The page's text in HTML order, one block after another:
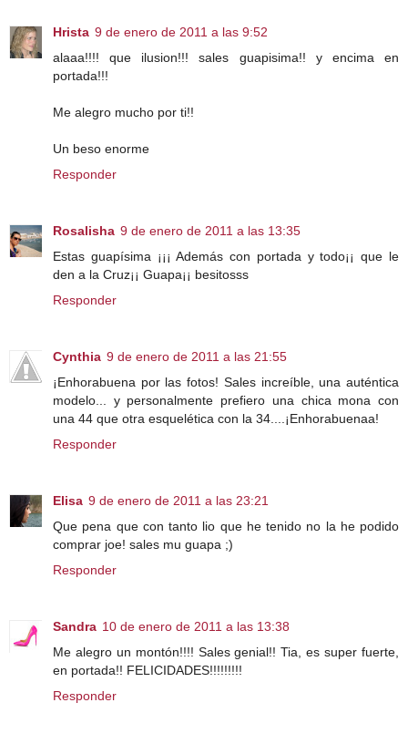
Hrista 9 de enero de 2011 a las 9:52
alaaa!!!! que ilusion!!! sales guapisima!! y encima en
portada!!!
Me alegro mucho por ti!!
Un beso enorme
Responder
Rosalisha 9 de enero de 2011 a las 13:35
Estas guapísima ¡¡¡ Además con portada y todo¡¡ que le
den a la Cruz¡¡ Guapa¡¡ besitosss
Responder
Cynthia 9 de enero de 2011 a las 21:55
¡Enhorabuena por las fotos! Sales increíble, una auténtica
modelo... y personalmente prefiero una chica mona con
una 44 que otra esquelética con la 34....¡Enhorabuenaa!
Responder
Elisa 9 de enero de 2011 a las 23:21
Que pena que con tanto lio que he tenido no la he podido
comprar joe! sales mu guapa ;)
Responder
Sandra 10 de enero de 2011 a las 13:38
Me alegro un montón!!!! Sales genial!! Tia, es super fuerte,
en portada!! FELICIDADES!!!!!!!!!
Responder